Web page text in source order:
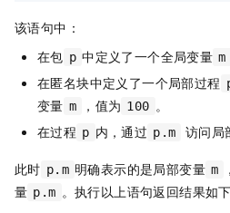
该语句中：
在包 p 中定义了一个全局变量 m
在匿名块中定义了一个局部过程
变量 m ，值为 100 。
在过程 p 内，通过 p.m 访问局
此时 p.m 明确表示的是局部变量 m
量 p.m 。执行以上语句返回结果如下